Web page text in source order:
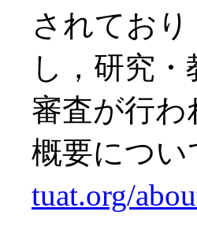
されてお
し，研究
審査が行
概要につい
tuat.org/